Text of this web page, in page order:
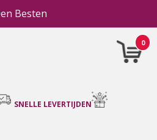
Besten
0
SNELLE LEVERTIJDEN